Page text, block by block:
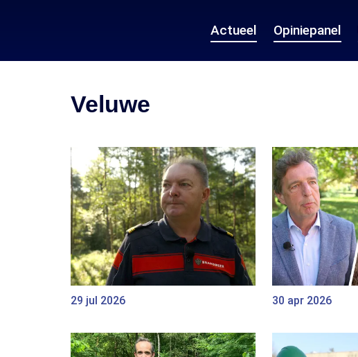
Actueel Opiniepanel
Veluwe
29 jul 2026 30 apr 2026